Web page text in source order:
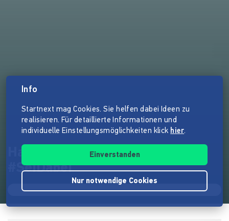
Haggefugg | Album Drei
#SeiDabei
Info
Startnext mag Cookies. Sie helfen dabei Ideen zu
realisieren. Für detaillierte Informationen und
individuelle Einstellungsmöglichkeiten klick hier.
Einverstanden
Nur notwendige Cookies